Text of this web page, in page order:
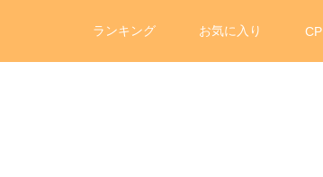
ランキング お気に入り CP